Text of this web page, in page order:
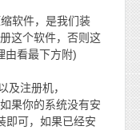
软件，是我们装
这个软件，否则这
由看最下方附)
及注册机，
果你的系统没有安
即可，如果已经安